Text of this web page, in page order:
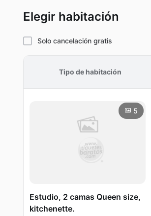
Elegir habitación
Solo cancelación gratis
Tipo de habitación
5
Estudio, 2 camas Queen size,
kitchenette.